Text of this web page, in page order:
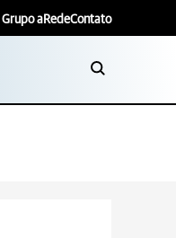
Grupo aRedeContato